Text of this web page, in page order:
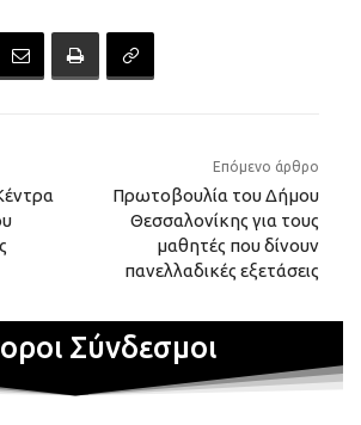
Επόμενο άρθρο
Πρωτοβουλία του Δήμου
Θεσσαλονίκης για τους
μαθητές που δίνουν
πανελλαδικές εξετάσεις
Σύνδεσμοι